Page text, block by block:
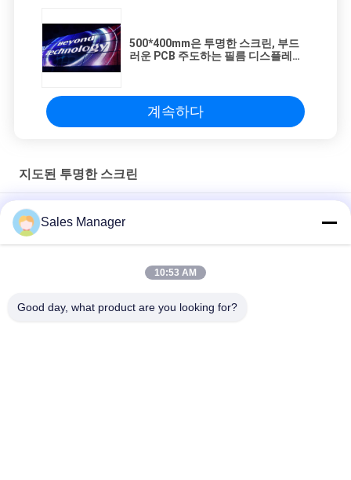
500*400mm은 투명한 스크린, 부드
러운 PCB 주도하는 필름 디스플레이
계속하다
지도된 투명한 스크린
광고 영상 표시를 위한 무선 HDMI 1920MHz LED 유리벽
SMD2121 P20mm은 글래스 월 광고를 위한 투명한 스크린을 이
Sales Manager
10:53 AM
Good day, what product are you looking for?